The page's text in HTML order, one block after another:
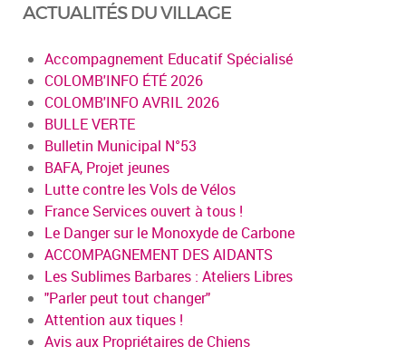
ACTUALITÉS DU VILLAGE
Accompagnement Educatif Spécialisé
COLOMB'INFO ÉTÉ 2026
COLOMB'INFO AVRIL 2026
BULLE VERTE
Bulletin Municipal N°53
BAFA, Projet jeunes
Lutte contre les Vols de Vélos
France Services ouvert à tous !
Le Danger sur le Monoxyde de Carbone
ACCOMPAGNEMENT DES AIDANTS
Les Sublimes Barbares : Ateliers Libres
"Parler peut tout changer"
Attention aux tiques !
Avis aux Propriétaires de Chiens